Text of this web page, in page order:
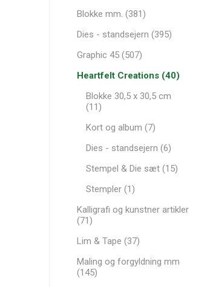
Blokke mm. (381)
Dies - standsejern (395)
Graphic 45 (507)
Heartfelt Creations (40)
Blokke 30,5 x 30,5 cm
(11)
Kort og album (7)
Dies - standsejern (6)
Stempel & Die sæt (15)
Stempler (1)
Kalligrafi og kunstner artikler
(71)
Lim & Tape (37)
Maling og forgyldning mm
(145)